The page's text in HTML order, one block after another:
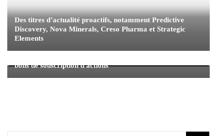
Des titres d’actualité proactifs, notamment Predictive
Discovery, Nova Minerals, Creso Pharma et Strategic
Elements
bons de souscription d'actions